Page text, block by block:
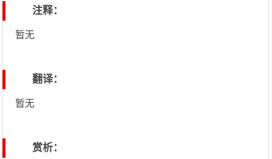
注释：
暂无
翻译：
暂无
赏析：